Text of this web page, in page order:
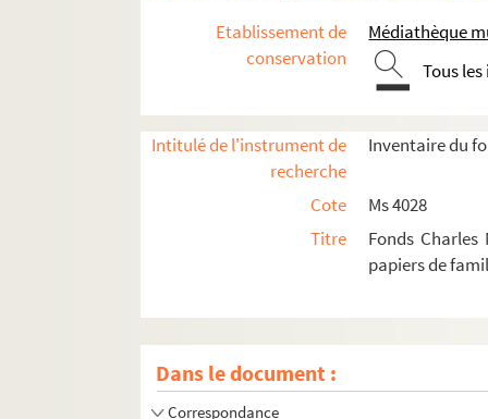
Etablissement de
conservation
Médiathèque
Tous
Intitulé de l'instrument de
recherche
Inventaire du
Cote
Ms 4028
Titre
Fonds
papiers de
Dans le document :
Correspondance